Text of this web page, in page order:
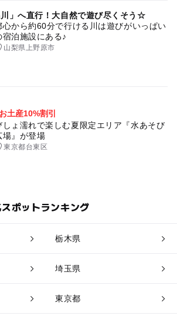
川」へ直行！大自然で遊び尽くそう☆
心から約60分で行ける川は遊びがいっぱい
宿泊施設にある♪
山梨県上野原市
土産10%割引
しょ濡れで楽しむ夏限定エリア『水あそび
場』が登場
東京都台東区
ポットランキング
栃木県
埼玉県
東京都